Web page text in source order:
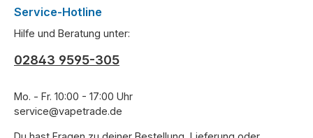
Service-Hotline
Hilfe und Beratung unter:
02843 9595-305
Mo. - Fr. 10:00 - 17:00 Uhr
service@vapetrade.de